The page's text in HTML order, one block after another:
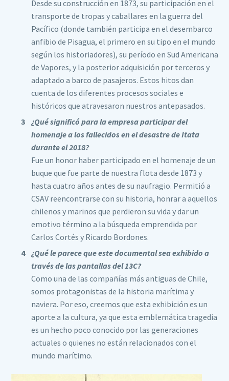
Desde su construcción en 1873, su participación en el
transporte de tropas y caballares en la guerra del
Pacífico (donde también participa en el desembarco
anfibio de Pisagua, el primero en su tipo en el mundo
según los historiadores), su período en Sud Americana
de Vapores, y la posterior adquisición por terceros y
adaptado a barco de pasajeros. Estos hitos dan
cuenta de los diferentes procesos sociales e
históricos que atravesaron nuestros antepasados.
¿Qué significó para la empresa participar del
homenaje a los fallecidos en el desastre de Itata
durante el 2018?
Fue un honor haber participado en el homenaje de un
buque que fue parte de nuestra flota desde 1873 y
hasta cuatro años antes de su naufragio. Permitió a
CSAV reencontrarse con su historia, honrar a aquellos
chilenos y marinos que perdieron su vida y dar un
emotivo término a la búsqueda emprendida por
Carlos Cortés y Ricardo Bordones.
¿Qué le parece que este documental sea exhibido a
través de las pantallas del 13C?
Como una de las compañías más antiguas de Chile,
somos protagonistas de la historia marítima y
naviera. Por eso, creemos que esta exhibición es un
aporte a la cultura, ya que esta emblemática tragedia
es un hecho poco conocido por las generaciones
actuales o quienes no están relacionados con el
mundo marítimo.